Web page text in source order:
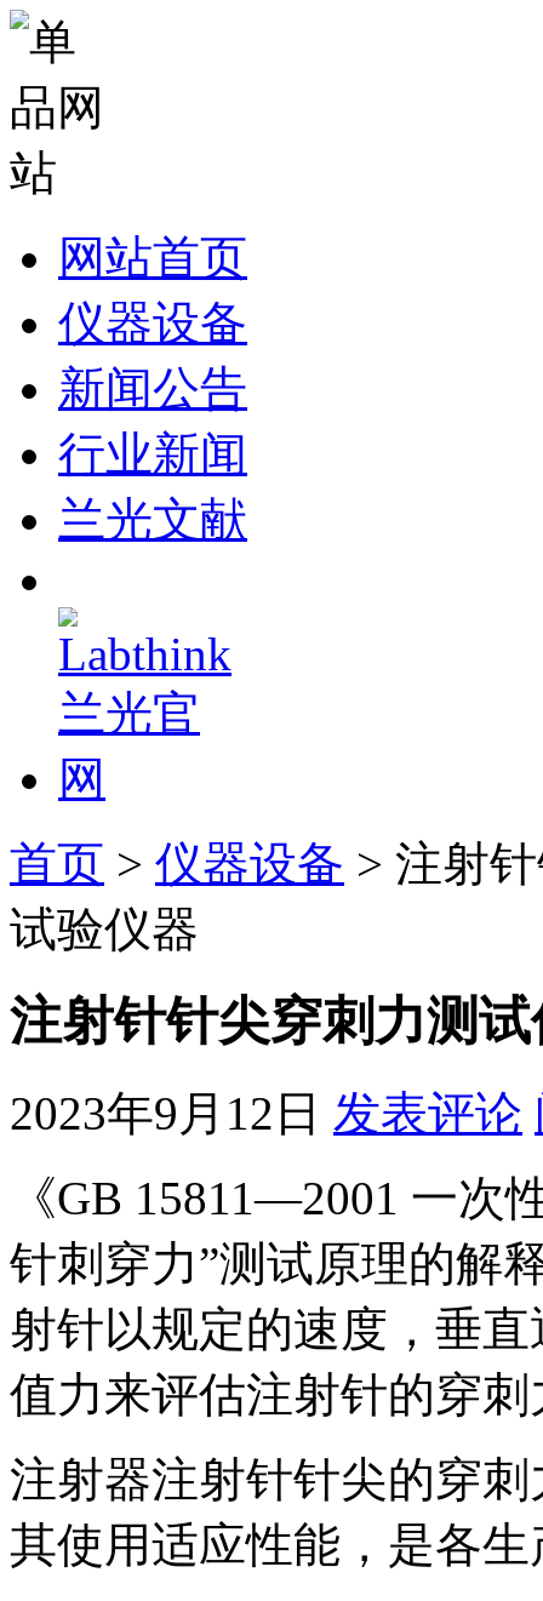
网站首页
仪器设备
新闻公告
行业新闻
兰光文献
首页 > 仪器设备 > 注射
试验仪器
注射针针尖穿刺力测
2023年9月12日 发表评论
《GB 15811—2001 一次
针刺穿力”测试原理的解
射针以规定的速度，垂
值力来评估注射针的穿刺
注射器注射针针尖的穿
其使用适应性能，是各